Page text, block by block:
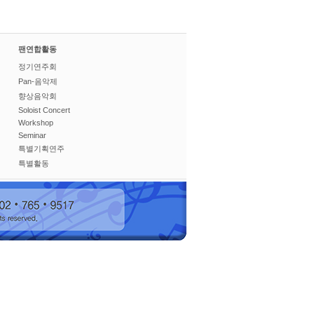
팬연합활동
정기연주회
Pan-음악제
향상음악회
Soloist Concert
Workshop
Seminar
특별기획연주
특별활동